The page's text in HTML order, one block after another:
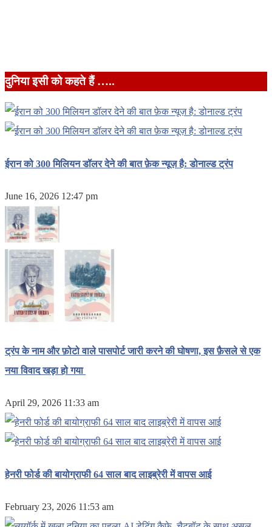
दुनिया इसी को कहते हैं …..
ईरान को 300 मिलियन डॉलर देने की बात फ़ेक न्यूज़ है: डोनाल्ड ट्रंप
June 16, 2026 12:47 pm
ट्रंप के नाम और फ़ोटो वाले पासपोर्ट जारी करने की घोषणा, इस फ़ैसले से एक
नया विवाद खड़ा हो गया
April 29, 2026 11:33 am
हेनरी फोर्ड की बायोग्राफी 64 साल बाद लाइब्रेरी में वापस आई
February 23, 2026 11:53 am